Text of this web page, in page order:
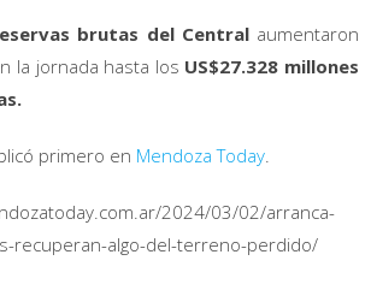
brutas del Central aumentaron
la jornada hasta los US$27.328 millones
primero en Mendoza Today
2024/03/02/arranca-
recuperan-algo-del-terreno-perdido/